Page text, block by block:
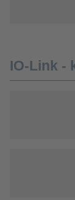
IO-Link -